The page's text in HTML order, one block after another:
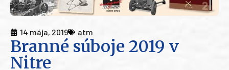
14 mája, 2019 atm
Branné súboje 2019 v
Nitre